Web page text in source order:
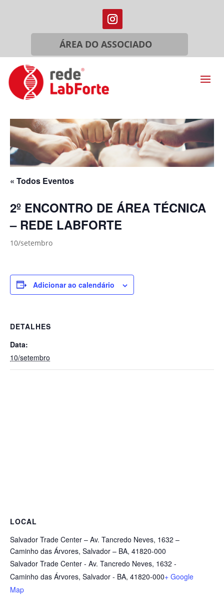
ÁREA DO ASSOCIADO
« Todos Eventos
2º ENCONTRO DE ÁREA TÉCNICA
– REDE LABFORTE
10/setembro
Adicionar ao calendário
DETALHES
Data:
10/setembro
LOCAL
Salvador Trade Center – Av. Tancredo Neves, 1632 –
Caminho das Árvores, Salvador – BA, 41820-000
Salvador Trade Center - Av. Tancredo Neves, 1632 -
Caminho das Árvores, Salvador - BA, 41820-000+ Google
Map